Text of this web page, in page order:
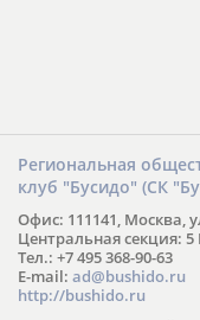
Региональная
клуб "Бусидо" (СК
Офис: 111141, Москва,
Центральная секция:
Тел.: +7 495 368-90-63
E-mail: ad@bushido.ru
http://bushido.ru